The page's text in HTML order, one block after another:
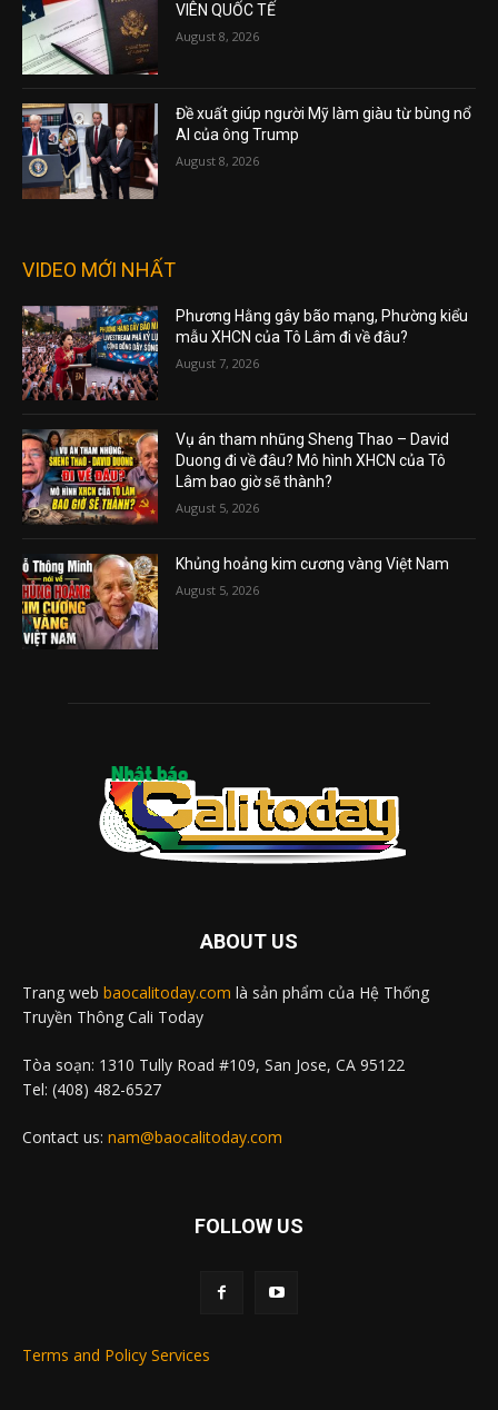
VIÊN QUỐC TẾ
August 8, 2026
Đề xuất giúp người Mỹ làm giàu từ bùng nổ
AI của ông Trump
August 8, 2026
VIDEO MỚI NHẤT
Phương Hằng gây bão mạng, Phường kiểu
mẫu XHCN của Tô Lâm đi về đâu?
August 7, 2026
Vụ án tham nhũng Sheng Thao – David
Duong đi về đâu? Mô hình XHCN của Tô
Lâm bao giờ sẽ thành?
August 5, 2026
Khủng hoảng kim cương vàng Việt Nam
August 5, 2026
ABOUT US
Trang web baocalitoday.com là sản phẩm của Hệ Thống
Truyền Thông Cali Today
Tòa soạn: 1310 Tully Road #109, San Jose, CA 95122
Tel: (408) 482-6527
Contact us: nam@baocalitoday.com
FOLLOW US
Terms and Policy Services